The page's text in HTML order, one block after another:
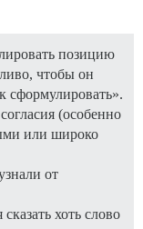
позицию
чтобы он
сформулировать».
(особенно
или широко
от
хоть слово